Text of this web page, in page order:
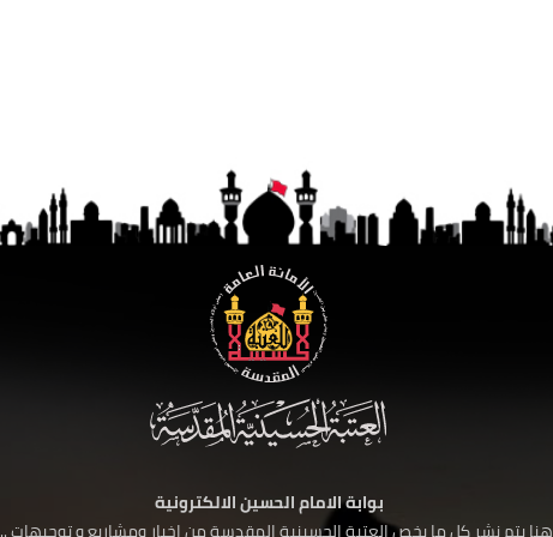
بوابة الامام الحسين الالكترونية